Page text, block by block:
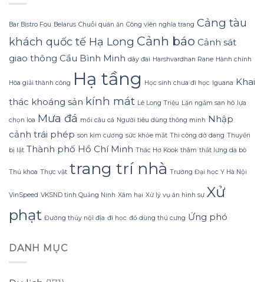
tải
lô
hơn
dự
thực
tế
khiến
bạn
cân
nhắc
lại
ghế
sofa
gây
cản
việc
sắp
xếp
trong
khách
Bar Bistro Fou Belarus Chuỗi quán ăn Công viên nghĩa trang Cảng tàu
khách quốc tế Hạ Long Cảnh báo Cảnh sát
giao thông Cầu Bình Minh dây đai Harshvardhan Rane Hành chính
Hòa giải thành công Hạ tầng Học sinh chưa đi học Iguana Khai
thác khoáng sản kính mát Lê Long Triệu Lặn ngắm san hô lựa
chọn loa Mưa đá mồi câu cá Người tiêu dùng thông minh Nhập
cảnh trái phép son kim cương sức khỏe mắt Thi công dở dang Thuyền
bị lật Thành phố Hồ Chí Minh Thác Hơ Kook thâm thắt lưng da bò
Thủ khoa Thực vật trang trí nhà Trường Đại học Y Hà Nội
VinSpeed VKSND tỉnh Quảng Ninh Xâm hại Xử lý vụ án hình sự Xử
phạt Đường thủy nội địa đi học đồ dùng thú cưng Ứng phó
DANH MỤC